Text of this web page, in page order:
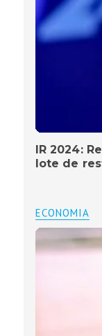
IR 2024:
lote de
ECONOMIA